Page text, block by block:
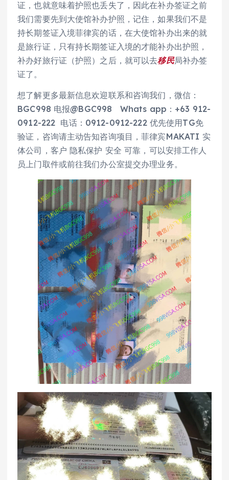
证，也就意味着护照也丢失了，因此在补办签证之前
我们需要先到大使馆补办护照，记住，如果我们不是
持长期签证入境菲律宾的话，在大使馆补办出来的就
是旅行证，只有持长期签证入境的才能补办出护照，
补办好旅行证（护照）之后，就可以去移民局补办签
证了。
想了解更多最新信息欢迎联系和咨询我们，微信：
BGC998 电报@BGC998 Whats app：+63 912-
0912-222 电话：0912-0912-222 优先使用TG免
验证，咨询请主动告知咨询项目，菲律宾MAKATI 实
体公司，客户 隐私保护 安全 可靠，可以安排工作人
员上门取件或前往我们办公室提交办理业务。